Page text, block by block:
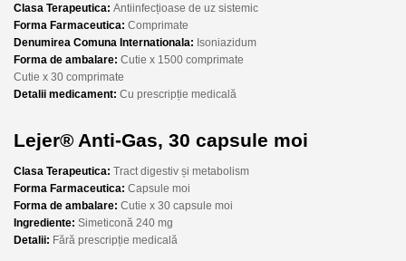
Clasa Terapeutica: Antiinfecțioase de uz sistemic
Forma Farmaceutica: Comprimate
Denumirea Comuna Internationala: Isoniazidum
Forma de ambalare: Cutie x 1500 comprimate
Cutie x 30 comprimate
Detalii medicament: Cu prescripție medicală
Lejer® Anti-Gas, 30 capsule moi
Clasa Terapeutica: Tract digestiv și metabolism
Forma Farmaceutica: Capsule moi
Forma de ambalare: Cutie x 30 capsule moi
Ingrediente: Simeticonă 240 mg
Detalii: Fără prescripție medicală